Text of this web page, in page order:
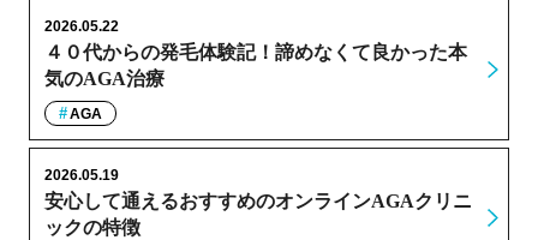
４０代からの発毛体験記！諦めなくて良かった本
気のAGA治療
2026.05.22
AGA
安心して通えるおすすめのオンラインAGAクリニ
ックの特徴
2026.05.19